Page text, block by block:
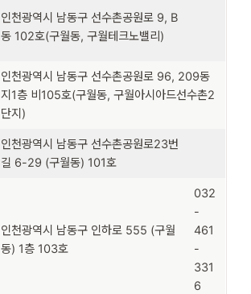
인천광역시 남동구 선수촌공원로 9, B
동 102호(구월동, 구월테크노밸리)
인천광역시 남동구 선수촌공원로 96, 209동
지1층 비105호(구월동, 구월아시아드선수촌2
단지)
인천광역시 남동구 선수촌공원로23번
길 6-29 (구월동) 101호
인천광역시 남동구 인하로 555 (구월
동) 1층 103호
032
-
461
-
331
6